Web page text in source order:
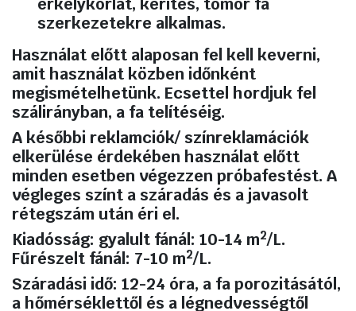
szerkezetekre alkalmas.
Használat előtt alaposan fel kell keverni,
amit használat közben időnként
megismételhetünk. Ecsettel hordjuk fel
szálirányban, a fa telítéséig.
A későbbi reklamciók/ színreklamációk
elkerülése érdekében használat előtt
minden esetben végezzen próbafestést. A
végleges színt a száradás és a javasolt
rétegszám után éri el.
Kiadósság: gyalult fánál: 10-14 m2/L.
Fűrészelt fánál: 7-10 m2/L.
Száradási idő: 12-24 óra, a fa porozitásától,
a hőmérséklettől és a légnedvességtől